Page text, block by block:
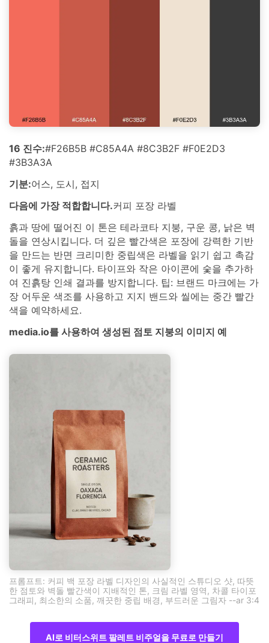
16 진수:#F26B5B #C85A4A #8C3B2F #F0E2D3
#3B3A3A
기분:어스, 도시, 접지
다음에 가장 적합합니다.커피 포장 라벨
흙과 땅에 떨어진 이 톤은 테라코타 지붕, 구운 콩, 낡은 벽
돌을 연상시킵니다. 더 깊은 빨간색은 포장에 강력한 기반
을 만드는 반면 크리미한 중립색은 라벨을 읽기 쉽고 촉감
이 좋게 유지합니다. 타이프와 작은 아이콘에 숯을 추가하
여 진흙탕 인쇄 결과를 방지합니다. 팁: 브랜드 마크에는 가
장 어두운 색조를 사용하고 지지 밴드와 씰에는 중간 빨간
색을 예약하세요.
media.io를 사용하여 생성된 점토 지붕의 이미지 예
프롬프트: 커피 백 포장 라벨 디자인의 사실적인 스튜디오 샷, 따뜻
한 점토와 벽돌 빨간색이 지배적인 톤, 크림 라벨 영역, 차콜 타이포
그래피, 최소한의 소품, 깨끗한 중립 배경, 부드러운 그림자 --ar 3:4
AI로 비터스위트 팔레트 비주얼을 무료로 만들기